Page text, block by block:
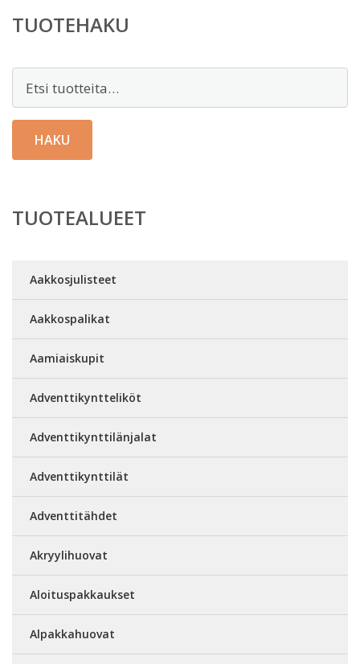
TUOTEHAKU
HAKU
TUOTEALUEET
Aakkosjulisteet
Aakkospalikat
Aamiaiskupit
Adventtikyntteliköt
Adventtikynttilänjalat
Adventtikynttilät
Adventtitähdet
Akryylihuovat
Aloituspakkaukset
Alpakkahuovat